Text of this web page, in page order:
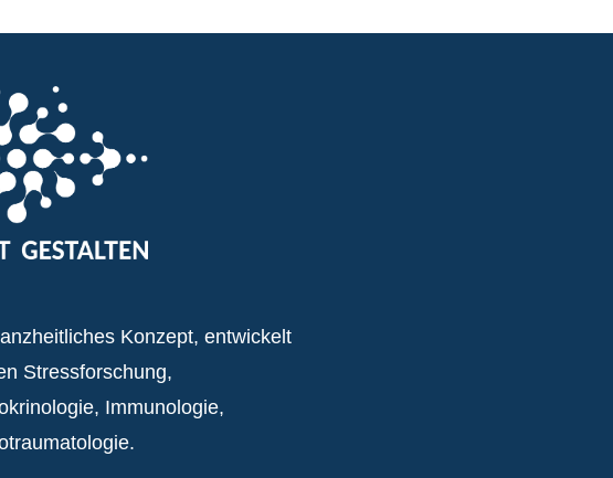
Konzept, entwickelt
Stressforschung,
Immunologie,